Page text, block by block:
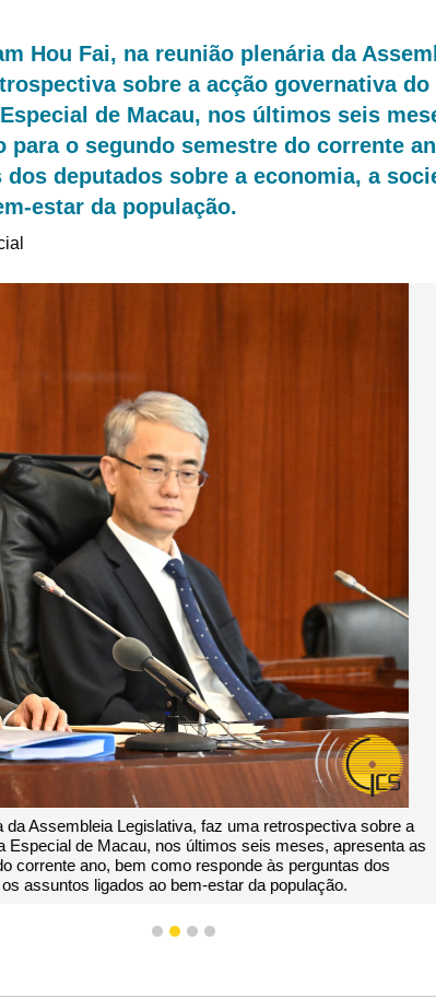
Hou Fai, na reunião plenária da
sobre a acção governativa do
de Macau, nos últimos seis
para o segundo semestre do corrente
deputados sobre a economia, a
estar da população.
na reunião plenária da Assembleia Legislativa, faz uma
Região Administrativa Especial de Macau, nos últimos
o segundo semestre do corrente ano, bem como
a sociedade e os assuntos ligados ao bem-estar da
1 2 3 4